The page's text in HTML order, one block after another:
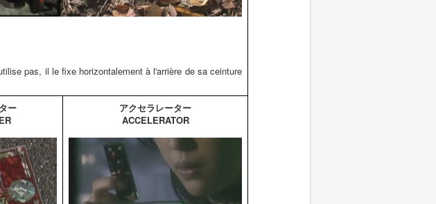
pas, il le fixe horizontalement à l'arrière de sa ceinture
ー
アクセラレーター
ACCELERATOR